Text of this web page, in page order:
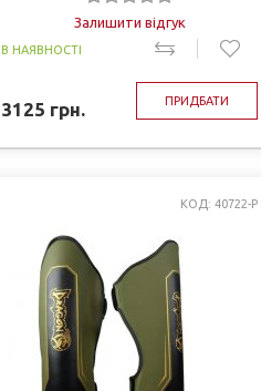
Залишити відгук
В НАЯВНОСТІ
3125 грн. ПРИДБАТИ
КОД: 40722-P